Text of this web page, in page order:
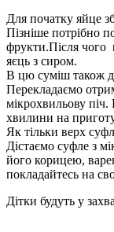
Для початку яйце
Пізніше потрібно
фрукти.Після чого
яєць з сиром.
В цю суміш також
Перекладаємо
мікрохвильову
хвилини на
Як тільки верх
Дістаємо суфле з
його корицею,
покладайтесь на
Дітки будуть у